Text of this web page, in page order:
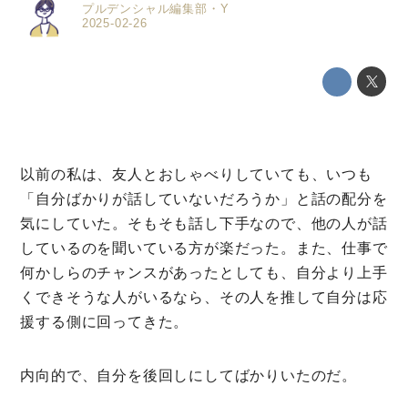
ミモザマガジンとは
My Rules
2025-02-26
プルデンシャル編集部・Y
以前の私は、友人とおしゃべりしていても、いつも
「自分ばかりが話していないだろうか」と話の配分を
気にしていた。そもそも話し下手なので、他の人が話
しているのを聞いている方が楽だった。また、仕事で
何かしらのチャンスがあったとしても、自分より上手
くできそうな人がいるなら、その人を推して自分は応
援する側に回ってきた。
内向的で、自分を後回しにしてばかりいたのだ。